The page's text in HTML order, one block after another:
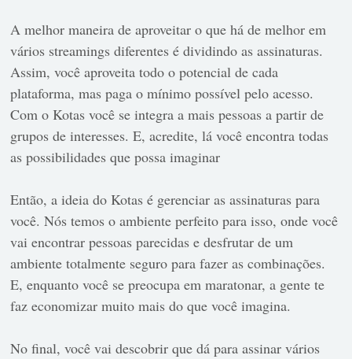
A melhor maneira de aproveitar o que há de melhor em
vários streamings diferentes é dividindo as assinaturas.
Assim, você aproveita todo o potencial de cada
plataforma, mas paga o mínimo possível pelo acesso.
Com o Kotas você se integra a mais pessoas a partir de
grupos de interesses. E, acredite, lá você encontra todas
as possibilidades que possa imaginar
Então, a ideia do Kotas é gerenciar as assinaturas para
você. Nós temos o ambiente perfeito para isso, onde você
vai encontrar pessoas parecidas e desfrutar de um
ambiente totalmente seguro para fazer as combinações.
E, enquanto você se preocupa em maratonar, a gente te
faz economizar muito mais do que você imagina.
No final, você vai descobrir que dá para assinar vários